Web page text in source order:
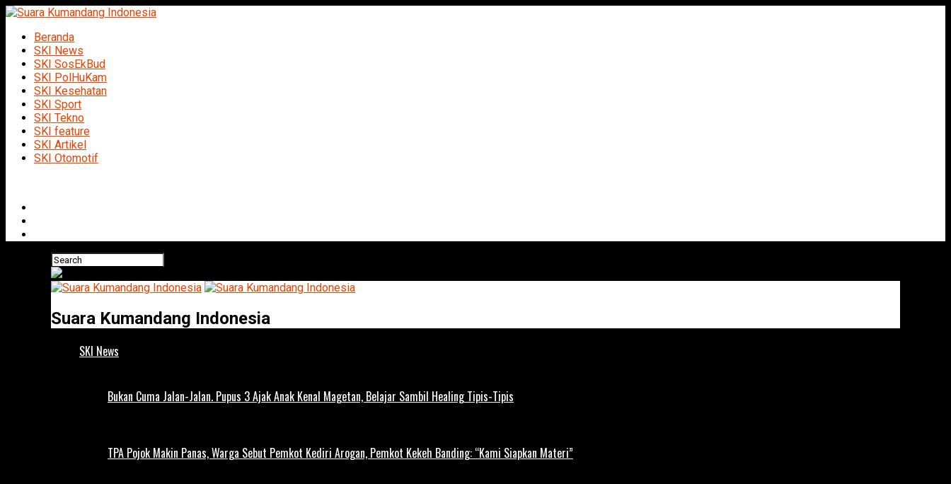
Beranda
SKI News
SKI SosEkBud
SKI PolHuKam
SKI Kesehatan
SKI Sport
SKI Tekno
SKI feature
SKI Artikel
SKI Otomotif
Suara Kumandang Indonesia
SKI News
Bukan Cuma Jalan-Jalan. Pupus 3 Ajak Anak Kenal Magetan, Belajar Sambil Healing Tipis-Tipis
TPA Pojok Makin Panas, Warga Sebut Pemkot Kediri Arogan, Pemkot Kekeh Banding: “Kami Siapkan Materi”